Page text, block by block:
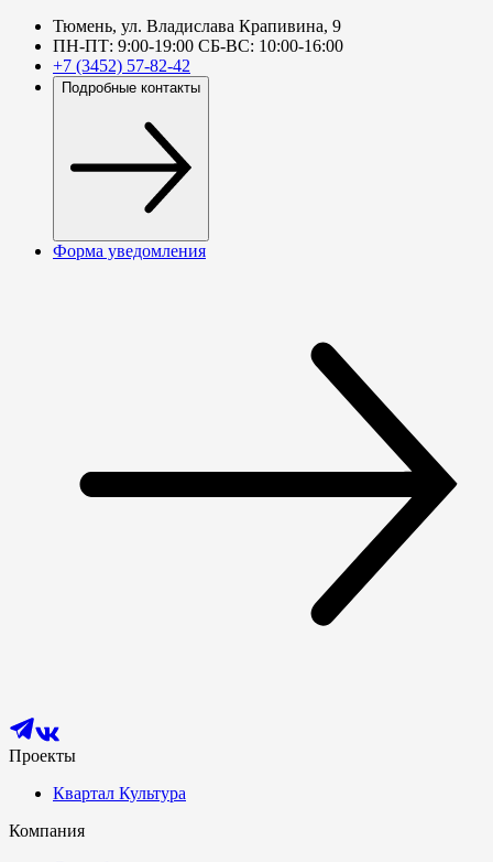
Тюмень, ул. Владислава Крапивина, 9
ПН-ПТ: 9:00-19:00 СБ-ВС: 10:00-16:00
+7 (3452) 57-82-42
Подробные контакты
Форма уведомления
Проекты
Квартал Культура
Компания